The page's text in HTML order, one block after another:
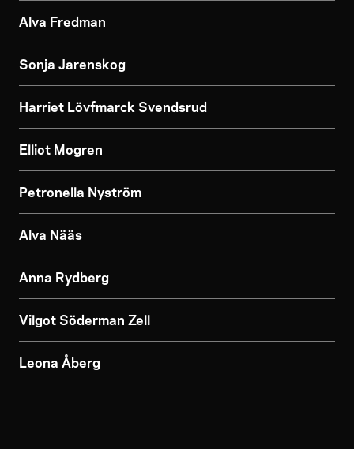
Alva Fredman
Sonja Jarenskog
Harriet Lövfmarck Svendsrud
Elliot Mogren
Petronella Nyström
Alva Nääs
Anna Rydberg
Vilgot Söderman Zell
Leona Åberg